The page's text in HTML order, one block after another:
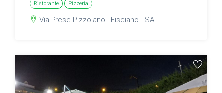
Ristorante Pizzeria
Via Prese Pizzolano - Fisciano - SA